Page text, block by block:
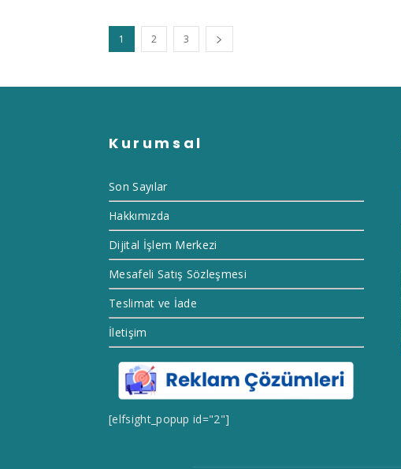
1 2 3
Kurumsal
Son Sayılar
Hakkımızda
Dijital İşlem Merkezi
Mesafeli Satış Sözleşmesi
Teslimat ve İade
İletişim
[elfsight_popup id="2"]